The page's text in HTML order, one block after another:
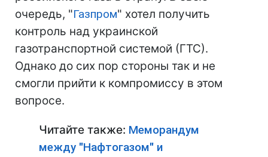
очередь, "Газпром" хотел получить
контроль над украинской
газотранспортной системой (ГТС).
Однако до сих пор стороны так и не
смогли прийти к компромиссу в этом
вопросе.
Читайте также: Меморандум
между "Нафтогазом" и